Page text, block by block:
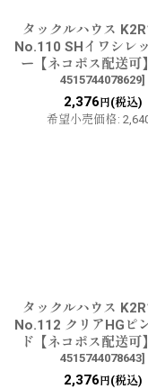
タックルハウス
No.110 SHイワシレ
ー【ネコポス配送可】
4515744078629]
2,376 円(税込)
希望小売価格:
タックルハウス
No.112 クリアHGピ
ド【ネコポス配送可】
4515744078643]
2,376 円(税込)